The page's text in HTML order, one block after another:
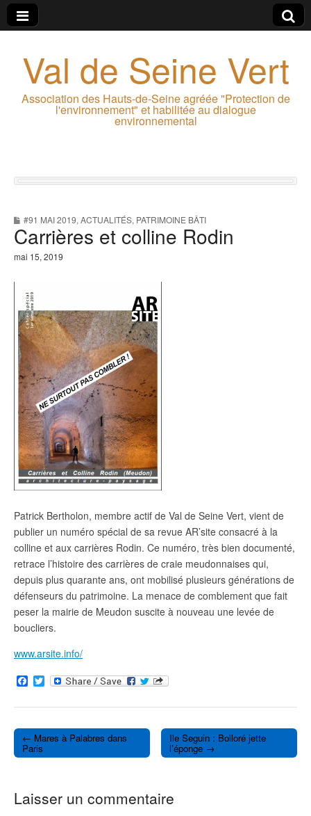
Val de Seine Vert
Association des Hauts-de-Seine agréée "Protection de
l'environnement" et habilitée au dialogue
environnemental
#91 MAI 2019, ACTUALITÉS, PATRIMOINE BÂTI
Carrières et colline Rodin
mai 15, 2019
Patrick Bertholon, membre actif de Val de Seine Vert, vient de
publier un numéro spécial de sa revue AR’site consacré à la
colline et aux carrières Rodin. Ce numéro, très bien documenté,
retrace l’histoire des carrières de craie meudonnaises qui,
depuis plus quarante ans, ont mobilisé plusieurs générations de
défenseurs du patrimoine. La menace de comblement que fait
peser la mairie de Meudon suscite à nouveau une levée de
boucliers.
www.arsite.info/
F
a
c
b
o
o
k
T
w
i
t
e
Post navigation
← Mares à Palabres dans
Paris
Ile Seguin : Bolloré jette
l’éponge →
Laisser un commentaire